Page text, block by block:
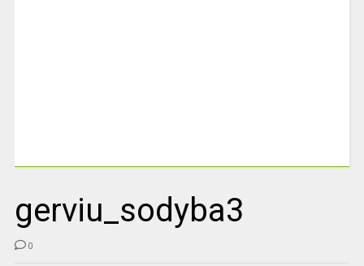
gerviu_sodyba3
0